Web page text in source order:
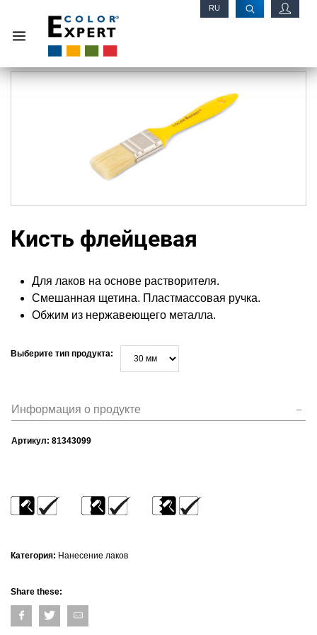
RU
Кисть флейцевая
Для лаков на основе растворителя.
Смешанная щетина. Пластмассовая ручка.
Обжим из нержавеющего металла.
Выберите тип продукта:
Информация о продукте
Артикул: 81343099
Категория: Нанесение лаков
Share these: